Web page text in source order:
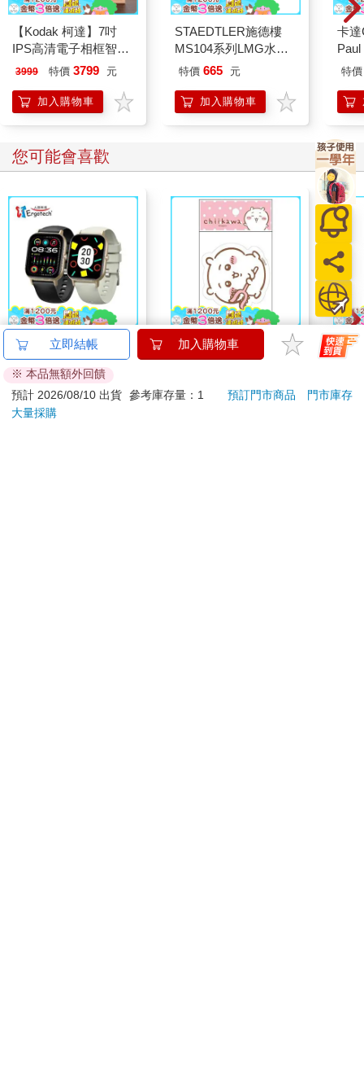
【Kodak 柯達】7吋
IPS高清電子相框智能
電子雲數位相框 RCF-
3999 特價 3799 元
加入購物車
STAEDTLER施德樓
MS104系列LMG水性
色鉛筆/ 12色
特價 665 元
加入購物車
卡
鉛
特價
您可能會喜歡
Ergotech人因 SW216
2.01吋衡動智慧腕錶
1590 特價 890 元
加入購物車
吉伊卡哇 造型貼紙-粉
吉
黃
立即結帳 加入購物車
※ 本品無額外回饋
預計 2026/08/10 出貨 參考庫存量：1 預訂門市商品
門市庫存
大量採購